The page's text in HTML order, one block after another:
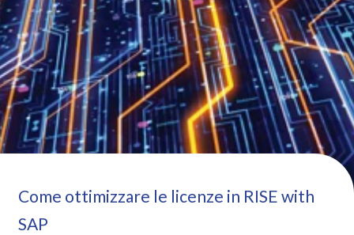
Come ottimizzare le licenze in RISE with
SAP